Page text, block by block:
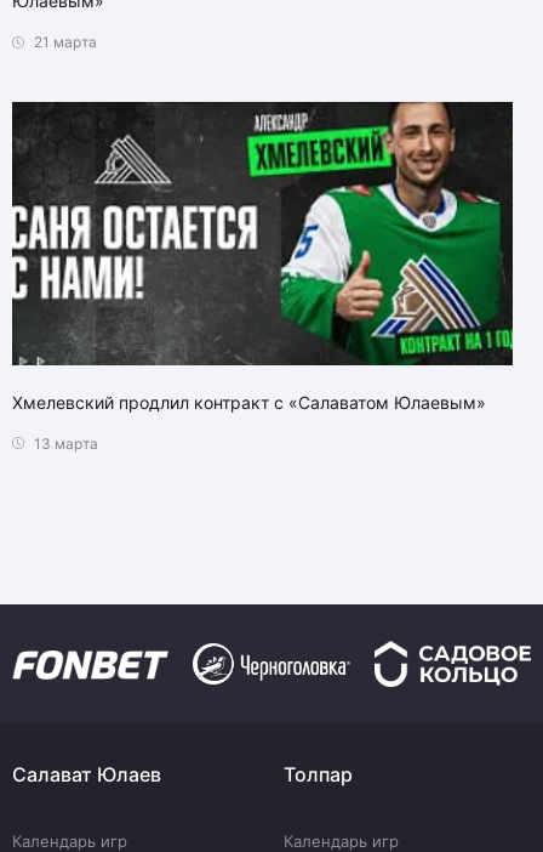
21 марта
Хмелевский продлил контракт с «Салаватом Юлаевым»
13 марта
Салават Юлаев
Календарь игр
Толпар
Календарь игр